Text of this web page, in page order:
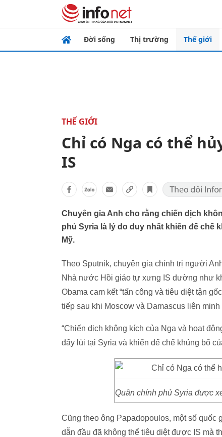
Đời sống Thị trường Thế giới
THẾ GIỚI
Chỉ có Nga có thể
IS
Chuyên gia Anh cho rằng chiến dịch
phủ Syria là lý do duy nhất khiến đế chế
Mỹ.
Theo Sputnik, chuyên gia chính trị người
Nhà nước Hồi giáo tự xưng IS dường như
Obama cam kết “tấn công và tiêu diệt tận
tiếp sau khi Moscow và Damascus liên
“Chiến dịch không kích của Nga và hoạt
đẩy lùi tại Syria và khiến đế chế khủng bố
Quân chính phủ Syria được
Cũng theo ông Papadopoulos, một số
dẫn đầu đã không thể tiêu diệt được IS mà